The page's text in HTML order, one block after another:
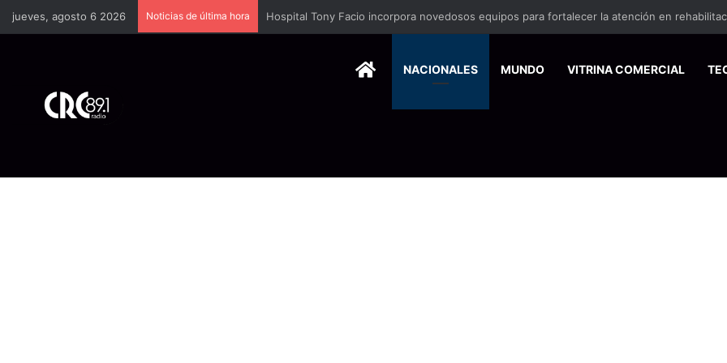
jueves, agosto 6 2026 Noticias de última hora Cámara Costarricense de Pymes capacitará a 200 emprendedores para vender por
HOMENACIONALES MUNDO VITRINA COMERCIAL